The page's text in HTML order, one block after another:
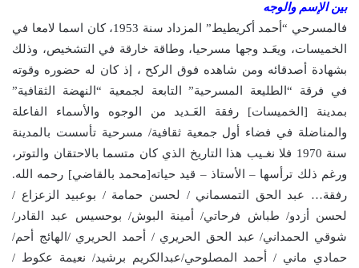
بين الإسم والوجه
فالمسرحي “أحمد أكريطيط” المزداد سنة 1953، كان اسما لامعا في
الخميسات، ويعَـد وجها مسرحيا، وطاقة خارقة في التشخيص، وذلك
بشهادة أصدقائه ومن شاهده فوق الركح ، إذ كان له حضوره وقوته
في فرقة “الطليعة المسرحية” التابعة لجمعية “النهضة الثقافية”
بمدينة [الخميسات] رفقة العَـديد من الوجوه والأسماء الفاعلة
والمناضلة في فضاء أول جمعية ثقافية/ مسرحية تأسست بالمدينة
سنة 1970 فلا نغـيب هذا التاريخ الذي كان متسما بالاحتقان والتوتر،
ورغم ذلك ترأسها – الأستاذ – قيد حياته[محمد بالقاضي] رحمه الله.
رفقة… عبد الحق التمسماني / لحسن حمامة / بوعبيد الزعزاع /
لحسن أزدو/ طباش فرحاتي/ أمينة البوش/ بوحسيس عبد القادر/
شوقي الحمداني/ عبد الحق الحريري / أحمد الحريري /الهائج أحم/
حمادي ماني / أحمد المصلوحي/عبدالكريم برشيد/ نعيمة عكوط /